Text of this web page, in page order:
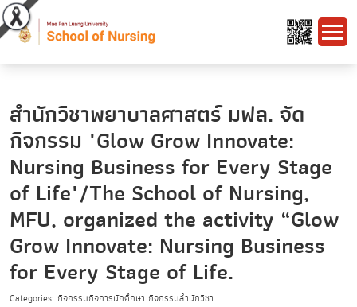
สำนักวิชาพยาบาลศาสตร์ มฟล. จัด
กิจกรรม "Glow Grow Innovate:
Nursing Business for Every Stage
of Life"/The School of Nursing,
MFU, organized the activity “Glow
Grow Innovate: Nursing Business
for Every Stage of Life.
Categories: กิจกรรมกิจการนักศึกษา กิจกรรมสำนักวิชา